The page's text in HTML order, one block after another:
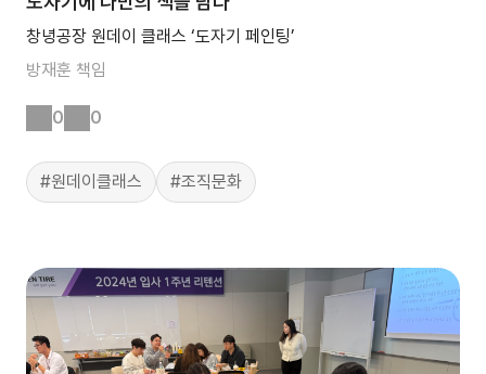
창녕공장 원데이 클래스 ‘도자기 페인팅’
방재훈 책임
0 0
#원데이클래스 #조직문화